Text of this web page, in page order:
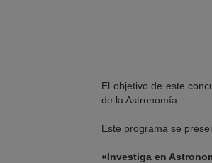
El objetivo de este
de la Astronomía.
Este programa se
«Investiga en